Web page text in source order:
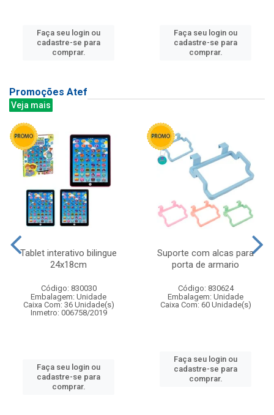
Faça seu login ou
cadastre-se para
comprar.
Faça seu login ou
cadastre-se para
comprar.
Promoções Atef
Veja mais
Tablet interativo bilingue
24x18cm
Código: 830030
Embalagem: Unidade
Caixa Com: 36 Unidade(s)
Inmetro: 006758/2019
Faça seu login ou
cadastre-se para
comprar.
Suporte com alcas para
porta de armario
Código: 830624
Embalagem: Unidade
Caixa Com: 60 Unidade(s)
Faça seu login ou
cadastre-se para
comprar.